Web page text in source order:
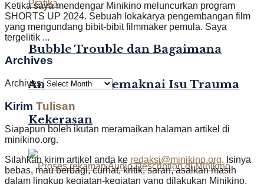
Bubble Trouble dan Bagaimana
Anak-Anak Memaknai Isu Trauma
Kekerasan
Ketika saya mendengar Minikino meluncurkan program
SHORTS UP 2024. Sebuah lokakarya pengembangan film
yang mengundang bibit-bibit filmmaker pemula. Saya
tergelitik ...
Archives
Archives
Kirim Tulisan
Siapapun boleh ikutan meramaikan halaman artikel di
minikino.org.
Silahkan kirim artikel anda ke redaksi@minikino.org. Isinya
bebas, mau berbagi, curhat, kritik, saran, asalkan masih
dalam lingkup kegiatan-kegiatan yang dilakukan Minikino,